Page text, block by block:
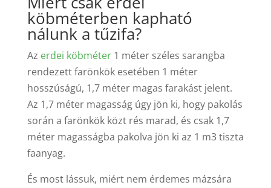
köbméterben kapható
nálunk a tűzifa?
Az erdei köbméter1 méter széles sarangba
rendezett farönkök esetében 1 méter
hosszúságú, 1,7 méter magas farakást jelent.
Az 1,7 méter magasság úgy jön ki, hogy pakolás
során a farönkök közt rés marad, és csak 1,7
méter magasságba pakolva jön ki az 1 m3 tiszta
faanyag.
És most lássuk, miért nem érdemes mázsára